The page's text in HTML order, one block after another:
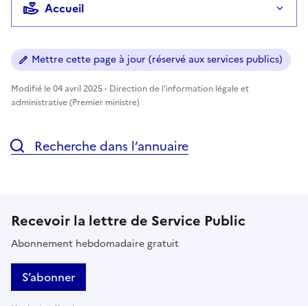
Accueil
Mettre cette page à jour (réservé aux services publics)
Modifié le 04 avril 2025 - Direction de l'information légale et
administrative (Premier ministre)
Recherche dans l’annuaire
Recevoir la lettre de Service Public
Abonnement hebdomadaire gratuit
S’abonner